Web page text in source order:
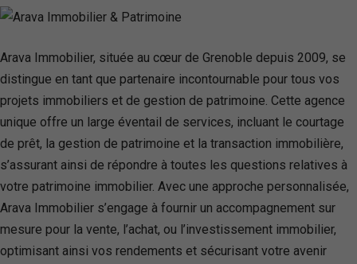
Arava Immobilier, située au cœur de Grenoble depuis 2009, se
distingue en tant que partenaire incontournable pour tous vos
projets immobiliers et de gestion de patrimoine. Cette agence
unique offre un large éventail de services, incluant le courtage
de prêt, la gestion de patrimoine et la transaction immobilière,
s’assurant ainsi de répondre à toutes les questions relatives à
votre patrimoine immobilier. Avec une approche personnalisée,
Arava Immobilier s’engage à fournir un accompagnement sur
mesure pour la vente, l’achat, ou l’investissement immobilier,
optimisant ainsi vos rendements et sécurisant votre avenir